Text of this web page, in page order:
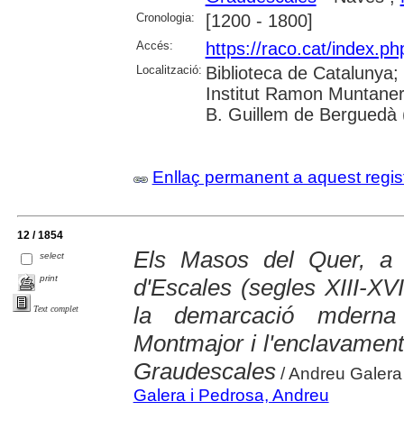
Cronologia: [1200 - 1800]
Accés: https://raco.cat/
Localització: Biblioteca de
Institut Ramon
B. Guillem de Berguedà
Enllaç permanent a aquest
12 / 1854
select
print
Text complet
Els Masos del Quer,
d'Escales (segles XIII-
la demarcació
Montmajor i
Graudescales/ Andreu Galera
Galera i Pedrosa, Andreu